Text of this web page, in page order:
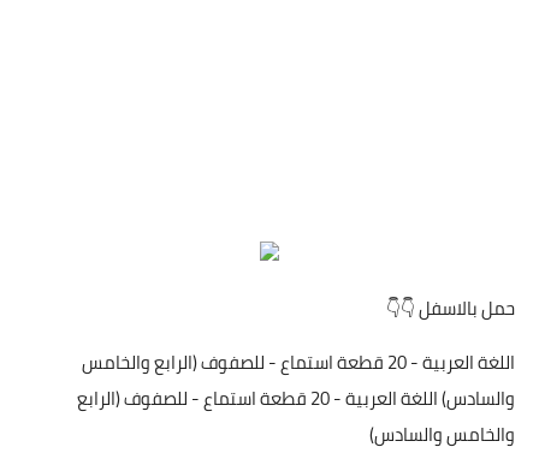
حمل بالاسفل 👇👇
اللغة العربية - 20 قطعة استماع - للصفوف (الرابع والخامس
والسادس) اللغة العربية - 20 قطعة استماع - للصفوف (الرابع
والخامس والسادس)